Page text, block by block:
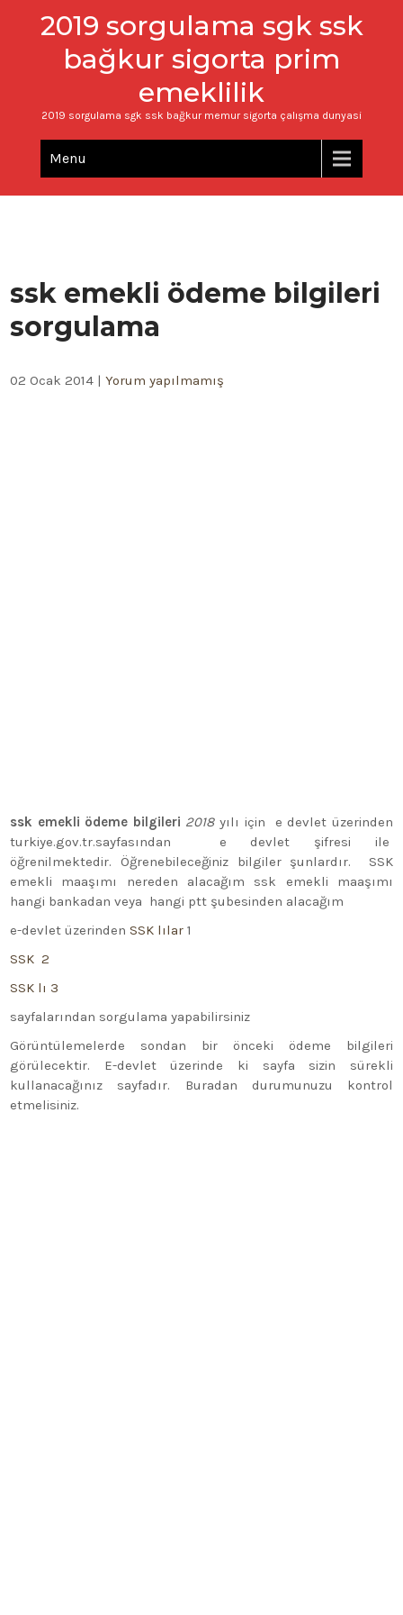
2019 sorgulama sgk ssk
bağkur sigorta prim
emeklilik
2019 sorgulama sgk ssk bağkur memur sigorta çalışma dunyasi
Menu
ssk emekli ödeme bilgileri
sorgulama
02 Ocak 2014 |Yorum yapılmamış
ssk emekli ödeme bilgileri 2018yılı için e devlet üzerinden
turkiye.gov.tr.sayfasından e devlet şifresi ile
öğrenilmektedir. Öğrenebileceğiniz bilgiler şunlardır. SSK
emekli maaşımı nereden alacağım ssk emekli maaşımı
hangi bankadan veya hangi ptt şubesinden alacağım
e-devlet üzerindenSSK lılar 1
SSK 2
SSK lı 3
sayfalarından sorgulama yapabilirsiniz
Görüntülemelerde sondan bir önceki ödeme bilgileri
görülecektir. E-devlet üzerinde ki sayfa sizin sürekli
kullanacağınız sayfadır. Buradan durumunuzu kontrol
etmelisiniz.